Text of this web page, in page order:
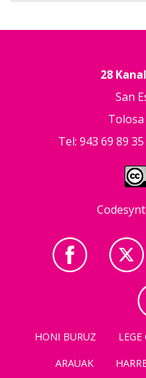
28
San
Tel: 943 69 89
HONI BURUZ LEGE
ARAUAK